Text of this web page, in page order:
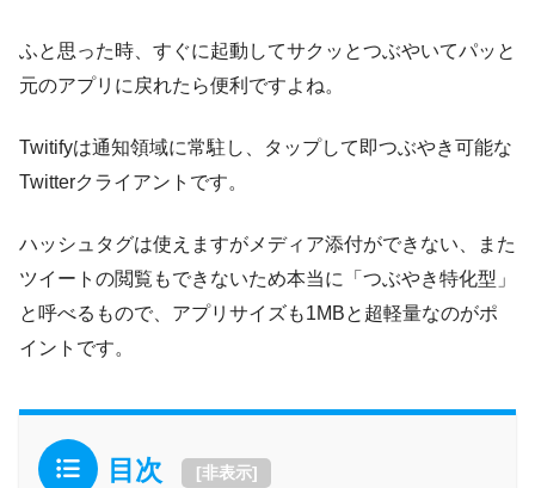
ふと思った時、すぐに起動してサクッとつぶやいてパッと
元のアプリに戻れたら便利ですよね。
Twitifyは通知領域に常駐し、タップして即つぶやき可能な
Twitterクライアントです。
ハッシュタグは使えますがメディア添付ができない、また
ツイートの閲覧もできないため本当に「つぶやき特化型」
と呼べるもので、アプリサイズも1MBと超軽量なのがポ
イントです。
目次 [非表示]